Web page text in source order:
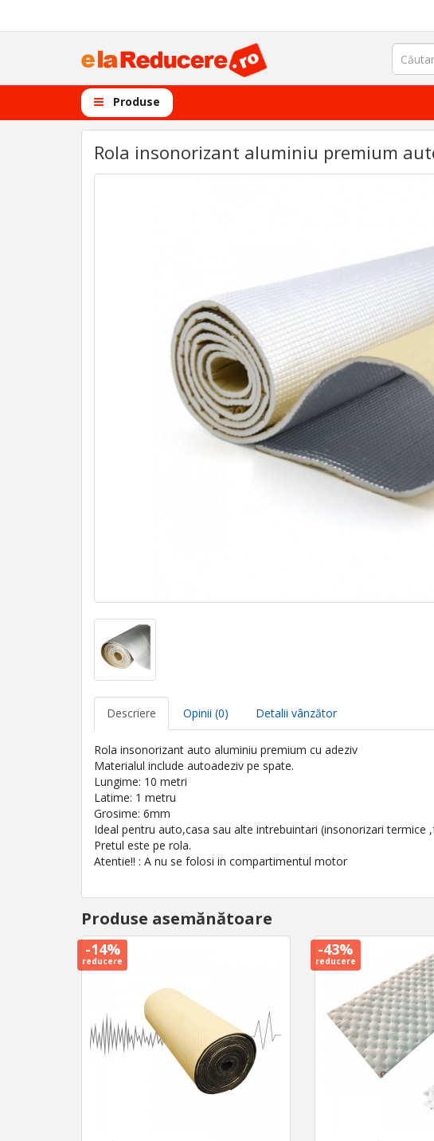
Produse
Rola insonorizant aluminiu premium
Descriere Opinii (0) Detalii vânzător
Rola insonorizant auto aluminiu premium cu adeziv
Materialul include autoadeziv pe spate.
Lungime: 10 metri
Latime: 1 metru
Grosime: 6mm
Ideal pentru auto,casa sau alte intrebuintari (insonorizari termice
Pretul este pe rola.
Atentie!! : A nu se folosi in compartimentul motor
Produse asemănătoare
-14%
reducere
-43%
reducere